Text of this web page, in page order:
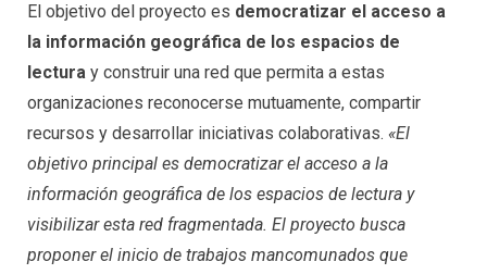
El objetivo del proyecto es democratizar el acceso a
la información geográfica de los espacios de
lectura y construir una red que permita a estas
organizaciones reconocerse mutuamente, compartir
recursos y desarrollar iniciativas colaborativas. «El
objetivo principal es democratizar el acceso a la
información geográfica de los espacios de lectura y
visibilizar esta red fragmentada. El proyecto busca
proponer el inicio de trabajos mancomunados que